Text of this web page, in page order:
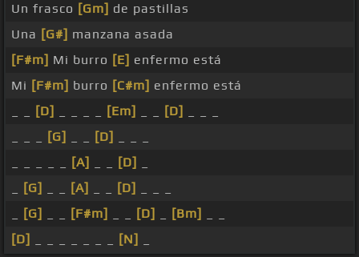
Un frasco [Gm] de pastillas
Una [G#] manzana asada
[F#m] Mi burro [E] enfermo está
Mi [F#m] burro [C#m] enfermo está
[D] [Em] [D]
[G] [D]
[A] [D]
[G] [A] [D]
[G] [F#m] [D] [Bm]
[D]
[N]